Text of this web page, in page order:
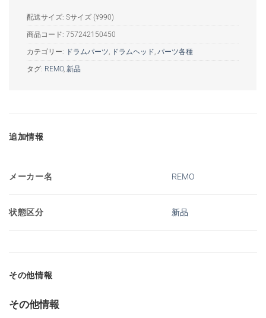
配送サイズ: Sサイズ (¥990)
商品コード: 757242150450
カテゴリー: ドラムパーツ, ドラムヘッド, パーツ各種
タグ: REMO, 新品
追加情報
メーカー名 REMO
状態区分 新品
その他情報
その他情報